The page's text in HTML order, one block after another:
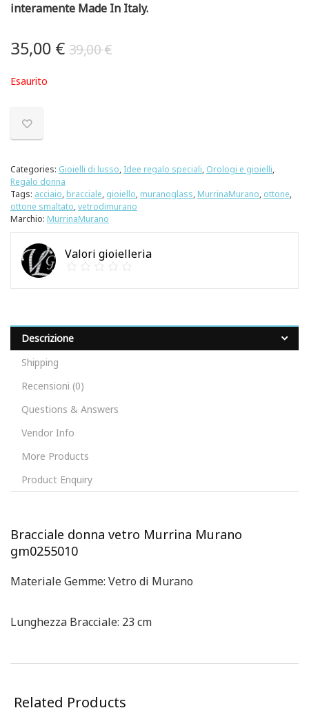
interamente Made In Italy.
39,00€
35,00 €
Esaurito
Categories: Gioielli di lusso, Idee regalo speciali, Orologi e gioielli,
Regalo donna
Tags: acciaio, bracciale, gioiello, muranoglass, MurrinaMurano, ottone,
ottone smaltato,vetrodimurano
Marchio: MurrinaMurano
Valori gioielleria
Descrizione
Shipping
Recensioni (0)
Questions & Answers
Vendor Info
More Products
Product Enquiry
Bracciale donna vetro Murrina Murano
gm0255010
Materiale Gemme: Vetro di Murano
Lunghezza Bracciale: 23 cm
Related Products